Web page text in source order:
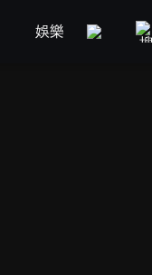
娛樂 美食旅遊